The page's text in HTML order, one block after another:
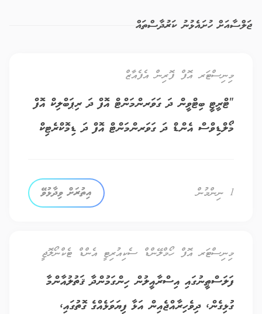
ޖަލްސާއަށް ހުށައެޅުނު ކަރުދާސްތައް
މިނިސްޓަރ އޮފް ފޮރިން އެފެއާޒް
"ޓްރީޓީ ބިޓްވީން ދަ ގަވަރންމަންޓް އޮފް ދަ ރިޕަބްލިކް އޮފް
މޯލްޑިވްސް އެންޑް ދަ ގަވަރންމަންޓް އޮފް ދަ ޑިމޮކްރެޓިކް
ލީގަލް އެސިސްޓެންސް އިން ކްރިމިނަލް މެޓަރސް" ގައި
ދިވެހިރާއްޖެއިން ސޮއިކުރުމާ ގުޅޭ
1 ނިންމުން އިތުރަށް ވިދާޅުވޭ
މިނިސްޓަރ އޮފް ހޯމްލޭންޑް ސެކިއުރިޓީ އެންޑް ޓެކްނޯލޮޖީ
ފަލަސްޠީނުގައި އިސްރާއީލުން ހިންގަމުންދާ ޤަތުލުއާންމާ
ގުޅިގެން، ދިވެހިރާއްޖެއިން އަޅާ ފިޔަވަޅެއްގެ ގޮތުގައި،